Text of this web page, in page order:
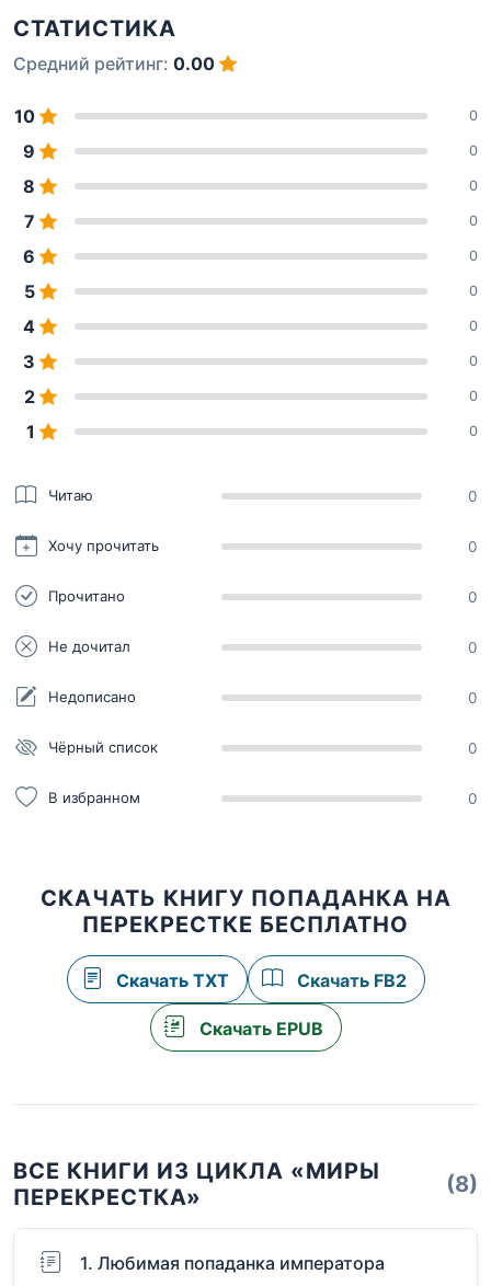
СТАТИСТИКА
Средний рейтинг: 0.00
10 0
9 0
8 0
7 0
6 0
5 0
4 0
3 0
2 0
1 0
Читаю 0
Хочу прочитать 0
Прочитано 0
Не дочитал 0
Недописано 0
Чёрный список 0
В избранном 0
СКАЧАТЬ КНИГУ ПОПАДАНКА НА
ПЕРЕКРЕСТКЕ БЕСПЛАТНО
Скачать TXT Скачать FB2
Скачать EPUB
ВСЕ КНИГИ ИЗ ЦИКЛА «МИРЫ
ПЕРЕКРЕСТКА»
(8)
1. Любимая попаданка императора